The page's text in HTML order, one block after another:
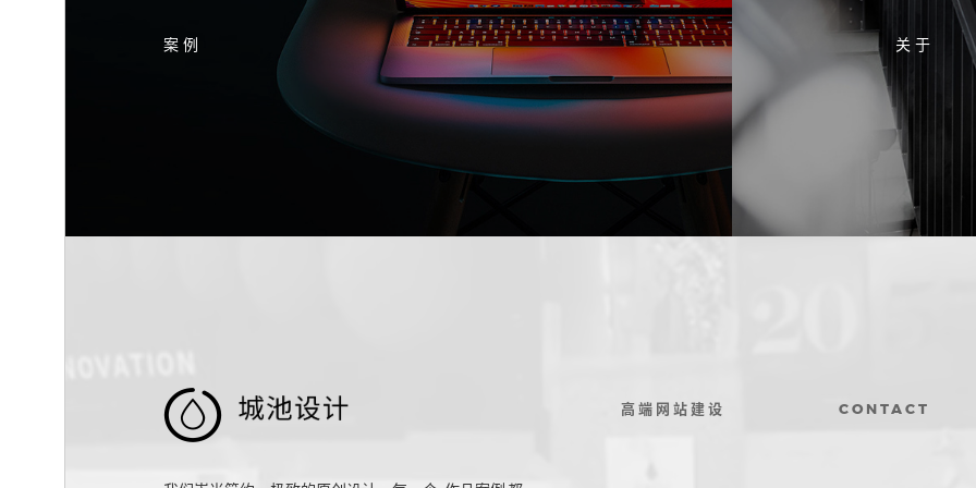
案 例 关 于
 高端网站建设 CONTACT